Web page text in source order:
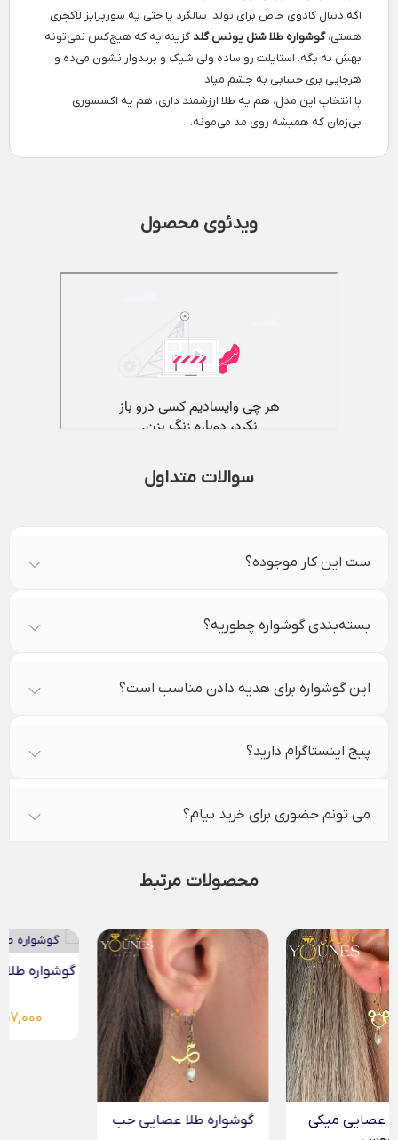
اگه دنبال کادوی خاص برای تولد، سالگرد یا حتی یه سورپرایز لاکچری
هستی،گوشواره طلا شنل یونس گلدگزینه‌ایه که هیچ‌کس نمی‌تونه
بهش نه بگه. استایلت رو ساده ولی شیک و برند‌وار نشون می‌ده و
هرجایی بری حسابی به چشم میاد.
با انتخاب این مدل، هم یه طلا ارزشمند داری، هم یه اکسسوری
بی‌زمان که همیشه روی مد می‌مونه.
ویدئوی محصول
سوالات متداول
ست این کار موجوده؟
بسته‌بندی گوشواره چطوریه؟
این گوشواره برای هدیه دادن مناسب است؟
پیج اینستاگرام دارید؟
می تونم حضوری برای خرید بیام؟
محصولات مرتبط
گوشواره طلا عصایی حب
گوشواره طلا عصایی کارتیر
40,757,000